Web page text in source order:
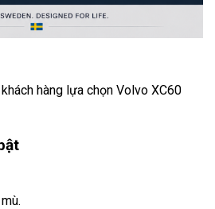
hàng lựa chọn Volvo XC60